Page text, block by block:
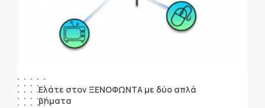
Ελάτε στον ΞΕΝΟΦΩΝΤΑ με δύο απλά
βήματα